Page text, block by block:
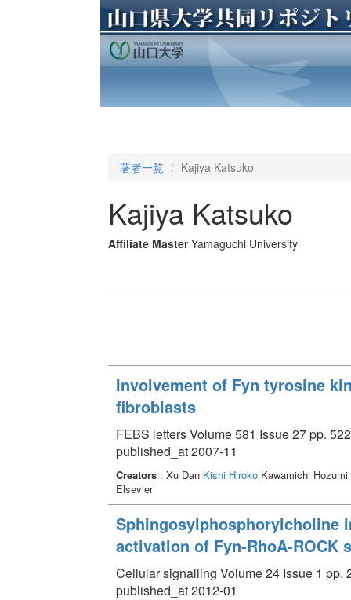
著者一覧 Kajiya Katsuko
Kajiya Katsuko
Affiliate Master Yamaguchi University
Involvement of Fyn tyrosine
fibroblasts
FEBS letters Volume 581 Issue 27 pp.
published_at 2007-11
Creators: Xu Dan Kishi HirokoKawamichi Hozumi
Elsevier
Sphingosylphosphorylcholine
activation of Fyn-RhoA-
Cellular signalling Volume 24 Issue 1 pp.
published_at 2012-01